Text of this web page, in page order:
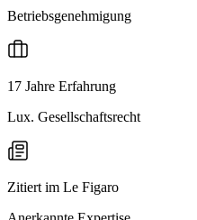
Betriebsgenehmigung
17 Jahre Erfahrung
Lux. Gesellschaftsrecht
Zitiert im Le Figaro